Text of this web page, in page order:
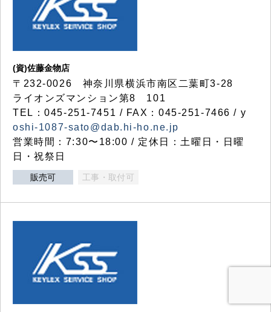
(資)佐藤金物店
〒232-0026 神奈川県横浜市南区二葉町3-28
ライオンズマンション第8 101
TEL：045-251-7451 / FAX：045-251-7466 / y
oshi-1087-sato@dab.hi-ho.ne.jp
営業時間：7:30〜18:00 / 定休日：土曜日・日曜
日・祝祭日
販売可 工事・取付可